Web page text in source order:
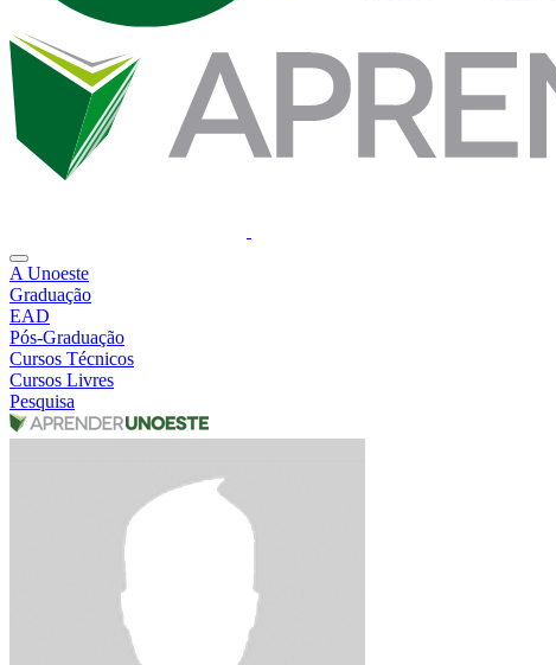
A Unoeste
Graduação
EAD
Pós-Graduação
Cursos Técnicos
Cursos Livres
Pesquisa